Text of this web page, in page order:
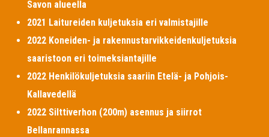
Savon alueella
2021 Laitureiden kuljetuksia eri valmistajille
2022 Koneiden- ja rakennustarvikkeidenkuljetuksia
saaristoon eri toimeksiantajille
2022 Henkilökuljetuksia saariin Etelä- ja Pohjois-
Kallavedellä
2022 Silttiverhon (200m) asennus ja siirrot
Bellanrannassa